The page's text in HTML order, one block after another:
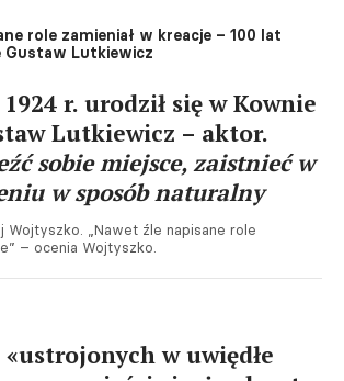
role zamieniał w kreacje – 100 lat
Gustaw Lutkiewicz
r. urodził się w Kownie
Lutkiewicz – aktor.
sobie miejsce, zaistnieć w
w sposób naturalny
Wojtyszko. „Nawet źle napisane role
– ocenia Wojtyszko.
«ustrojonych w uwiędłe